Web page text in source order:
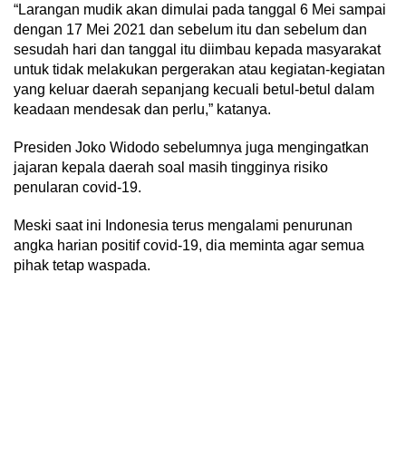
“Larangan mudik akan dimulai pada tanggal 6 Mei sampai
dengan 17 Mei 2021 dan sebelum itu dan sebelum dan
sesudah hari dan tanggal itu diimbau kepada masyarakat
untuk tidak melakukan pergerakan atau kegiatan-kegiatan
yang keluar daerah sepanjang kecuali betul-betul dalam
keadaan mendesak dan perlu,” katanya.
Presiden Joko Widodo sebelumnya juga mengingatkan
jajaran kepala daerah soal masih tingginya risiko
penularan covid-19.
Meski saat ini Indonesia terus mengalami penurunan
angka harian positif covid-19, dia meminta agar semua
pihak tetap waspada.